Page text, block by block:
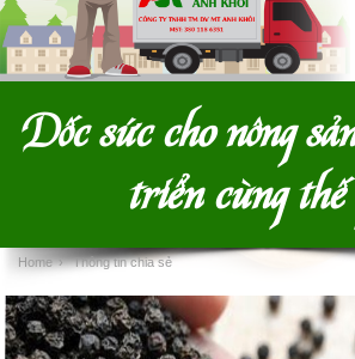
Dốc sức cho nông
triển cùng
Home › Thông tin chia sẻ